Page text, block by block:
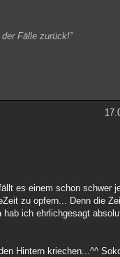
Fälle zurück!"
es einem schon schwer
zu opfern... Denn die
ich ehrlichgesagt
Hintern kriechen...^^